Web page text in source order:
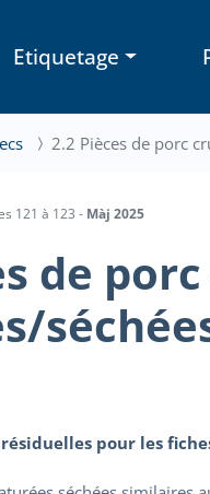
Etiquetage
2.2 Pièces de porc
121 à 123 - Màj 2025
de
pour les